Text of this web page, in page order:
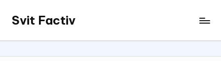
Перейти
вмісту
Svit Factiv